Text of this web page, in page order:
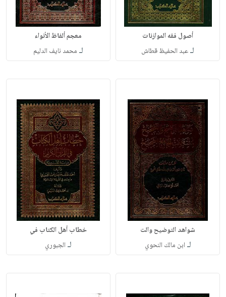
أصول فقه الموازنات
لـعبد الحفيظ قطاش
معجم ألفاظ الأنواء
لـ محمد نايف الدليم
شواهد التوضيح والت
لـ ابن مالك النحوي
خطاب أهل الكتاب في
لـ الجبوري